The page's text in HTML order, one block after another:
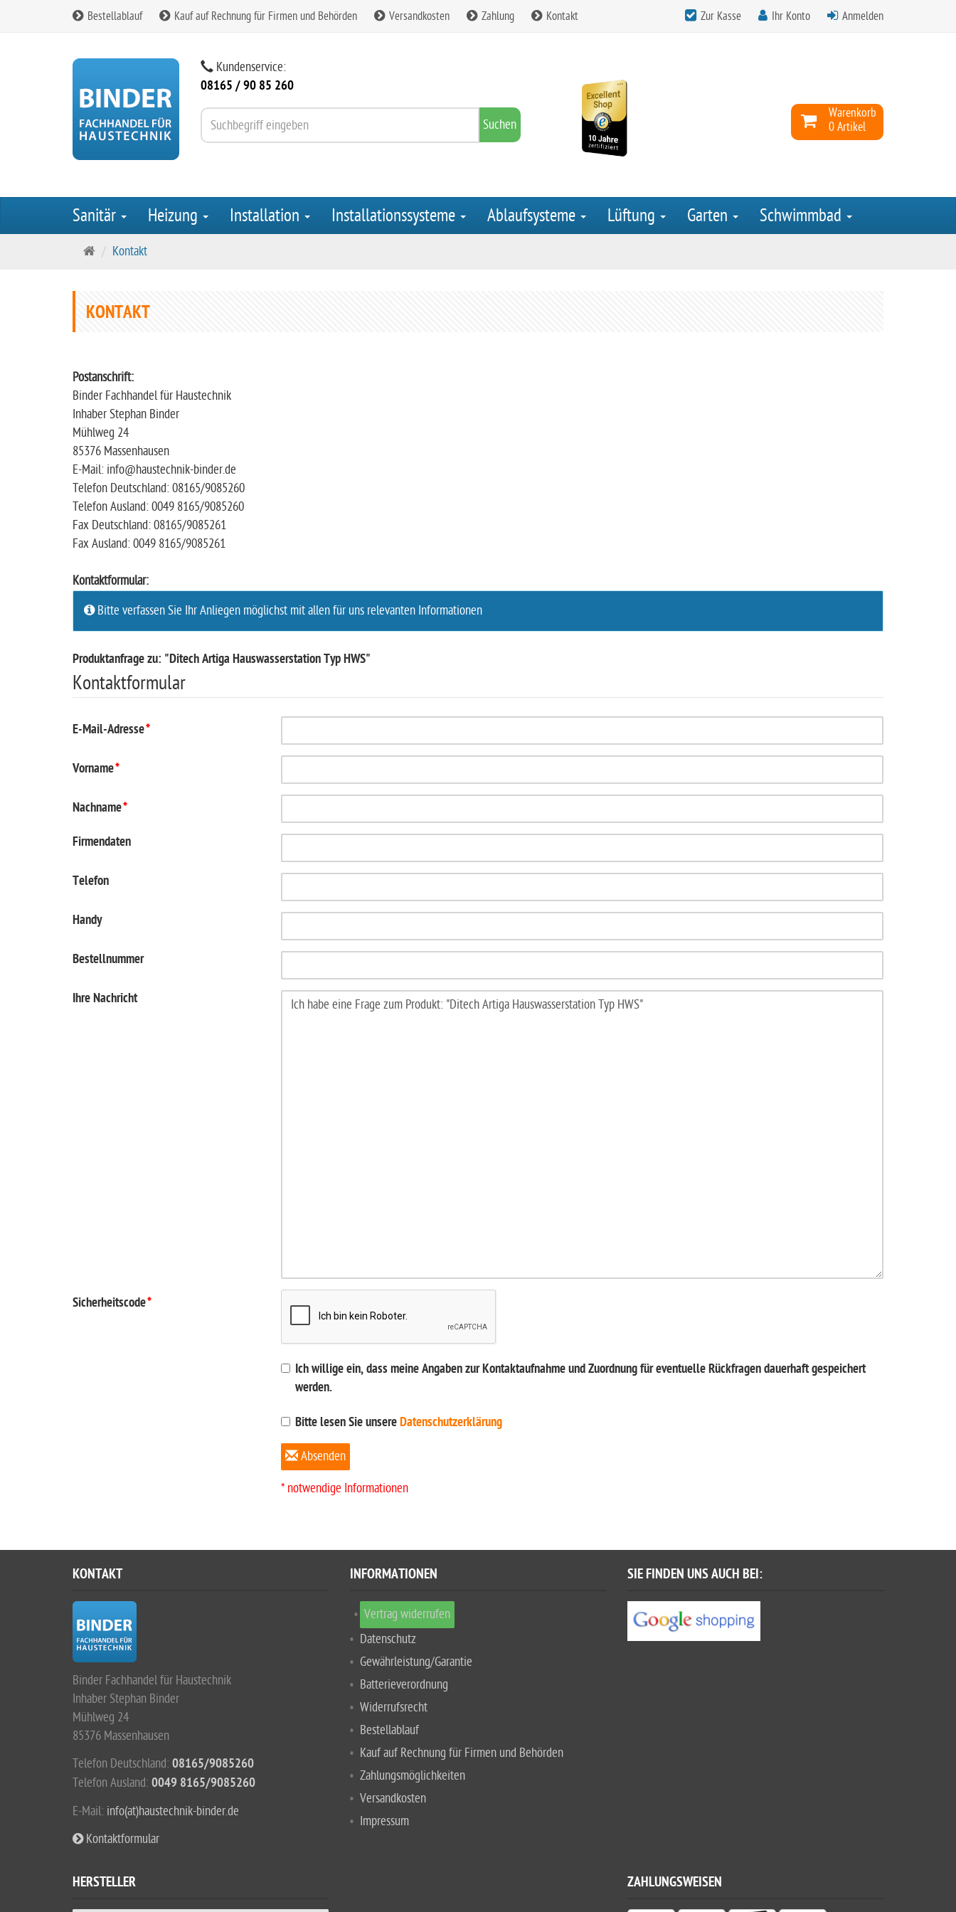
Bestellablauf Kauf auf Rechnung für Firmen und Behörden Versandkosten Zahlung Kontakt Zur Kasse Ihr Konto Anmelden
Kundenservice:
08165 / 90 85 260
Suchen
Warenkorb
0 Artikel
Sanitär Heizung Installation Installationssysteme Ablaufsysteme Lüftung Garten Schwimmbad
S
r
i
t
e
Kontakt
KONTAKT
Postanschrift:
Binder Fachhandel für Haustechnik
Inhaber Stephan Binder
Mühlweg 24
85376 Massenhausen
E-Mail: info@haustechnik-binder.de
Telefon Deutschland: 08165/9085260
Telefon Ausland: 0049 8165/9085260
Fax Deutschland: 08165/9085261
Fax Ausland: 0049 8165/9085261
Kontaktformular:
Bitte verfassen Sie Ihr Anliegen möglichst mit allen für uns relevanten Informationen
Produktanfrage zu: "Ditech Artiga Hauswasserstation Typ HWS"
Kontaktformular
E-Mail-Adresse*
Vorname*
Nachname*
Firmendaten
Telefon
Handy
Bestellnummer
Ihre Nachricht
Sicherheitscode*
Ich willige ein, dass meine Angaben zur Kontaktaufnahme und Zuordnung für eventuelle Rückfragen dauerhaft gespeichert
werden.
Bitte lesen Sie unsereDatenschutzerklärung
Absenden
* notwendige Informationen
KONTAKT
Binder Fachhandel für Haustechnik
Inhaber Stephan Binder
Mühlweg 24
85376 Massenhausen
Telefon Deutschland: 08165/9085260
Telefon Ausland: 0049 8165/9085260
E-Mail: info(at)haustechnik-binder.de
Kontaktformular
INFORMATIONEN
Vertrag widerrufen
Datenschutz
Gewährleistung/Garantie
Batterieverordnung
Widerrufsrecht
Bestellablauf
Kauf auf Rechnung für Firmen und Behörden
Zahlungsmöglichkeiten
Versandkosten
Impressum
SIE FINDEN UNS AUCH BEI:
HERSTELLER ZAHLUNGSWEISEN